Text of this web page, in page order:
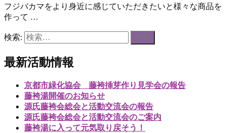
フジバカマをより身近に感じていただきたいと様々な商品を
作って …
検索:
最新活動情報
京都市緑化協会 藤袴挿芽作り見学会の報告
藤袴湯開催のお知らせ
源氏藤袴会総会と活動交流会の報告
源氏藤袴会総会と活動交流会のご案内
藤袴湯に入って元気取り戻そう！